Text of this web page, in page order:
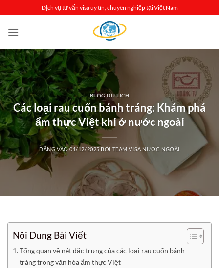
qua
nội
Dịch vụ tư vấn visa uy tín, chuyên nghiệp tại Việt Nam
BLOG DU LỊCH
Các loại rau cuốn bánh tráng: Khám phá
ẩm thực Việt khi ở nước ngoài
ĐĂNG VÀO01/12/2025 BỞI TEAM VISA NƯỚC NGOÀI
Nội Dung Bài Viết
Tổng quan về nét đặc trưng của các loại rau cuốn bánh
tráng trong văn hóa ẩm thực Việt